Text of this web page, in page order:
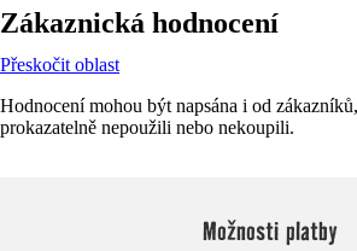
Zákaznická hodnocení
Přeskočit oblast
Hodnocení mohou být napsána i od
prokazatelně nepoužili nebo nekoupili.
Možnosti platby